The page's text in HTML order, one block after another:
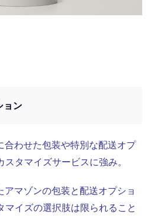
ョン
合わせた包装や特別な配送オプ
スタマイズサービスに強み。
アマゾンの包装と配送オプショ
マイズの選択肢は限られること